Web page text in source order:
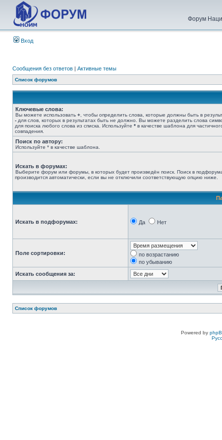
Форум
Вход
Сообщения без ответов | Активные темы
Список форумов
Ключевые слова:
Вы можете использовать + , чтобы определить слова, которые должны быть в
- для слов, которых в результатах быть не должно. Вы можете разделить слова
для поиска любого слова из списка. Используйте * в качестве шаблона для
совпадения.
Поиск по автору:
Используйте * в качестве шаблона.
Искать в форумах:
Выберите форум или форумы, в которых будет произведён поиск. Поиск в
производится автоматически, если вы не отключили соответствующую опцию ниже.
Искать в подфорумах: Да Нет
Поле сортировки:
по возрастанию
по убыванию
Искать сообщения за:
Список форумов
Powered by